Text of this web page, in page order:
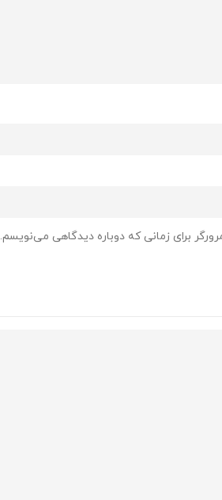
برای زمانی که دوباره دیدگاهی می‌نویسم.